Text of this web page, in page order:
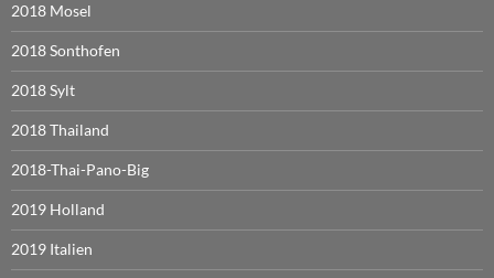
2018 Mosel
2018 Sonthofen
2018 Sylt
2018 Thailand
2018-Thai-Pano-Big
2019 Holland
2019 Italien